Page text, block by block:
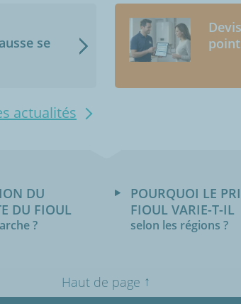
se
actualités
DU
DU FIOUL
?
POURQUOI LE
FIOUL VARIE-T-IL
selon les régions ?
Haut de page ↑